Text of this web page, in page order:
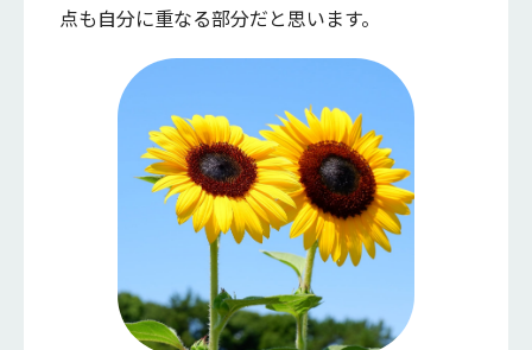
点も自分に重なる部分だと思います。